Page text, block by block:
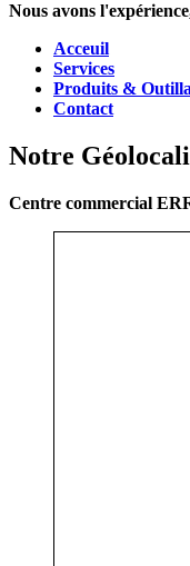
Nous avons
Acceuil
Services
Produits &
Contact
Notre
Centre commercial